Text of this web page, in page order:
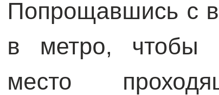
Попрощавшись с
в метро, чтобы
место